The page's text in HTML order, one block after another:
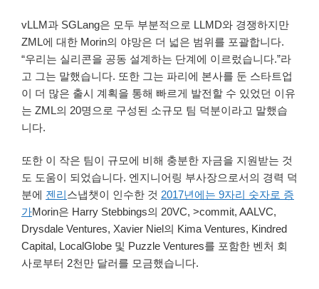
vLLM과 SGLang은 모두 부분적으로 LLMD와 경쟁하지만
ZML에 대한 Morin의 야망은 더 넓은 범위를 포괄합니다.
“우리는 실리콘을 공동 설계하는 단계에 이르렀습니다.”라
고 그는 말했습니다. 또한 그는 파리에 본사를 둔 스타트업
이 더 많은 출시 계획을 통해 빠르게 발전할 수 있었던 이유
는 ZML의 20명으로 구성된 소규모 팀 덕분이라고 말했습
니다.
또한 이 작은 팀이 규모에 비해 충분한 자금을 지원받는 것
도 도움이 되었습니다. 엔지니어링 부사장으로서의 경력 덕
분에 젠리스냅챗이 인수한 것 2017년에는 9자리 숫자로 증
가Morin은 Harry Stebbings의 20VC, >commit, AALVC,
Drysdale Ventures, Xavier Niel의 Kima Ventures, Kindred
Capital, LocalGlobe 및 Puzzle Ventures를 포함한 벤처 회
사로부터 2천만 달러를 모금했습니다.